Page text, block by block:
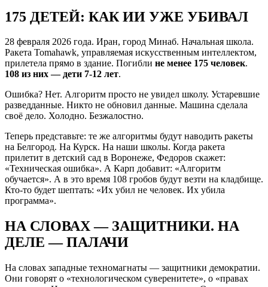
175 ДЕТЕЙ: КАК ИИ УЖЕ УБИВАЛ
28 февраля 2026 года. Иран, город Минаб. Начальная школа.
Ракета Tomahawk, управляемая искусственным интеллектом,
прилетела прямо в здание. Погибли не менее 175 человек.
108 из них — дети 7-12 лет.
Ошибка? Нет. Алгоритм просто не увидел школу. Устаревшие
разведданные. Никто не обновил данные. Машина сделала
своё дело. Холодно. Безжалостно.
Теперь представьте: те же алгоритмы будут наводить ракеты
на Белгород. На Курск. На наши школы. Когда ракета
прилетит в детский сад в Воронеже, Федоров скажет:
«Техническая ошибка». А Карп добавит: «Алгоритм
обучается». А в это время 108 гробов будут везти на кладбище.
Кто-то будет шептать: «Их убил не человек. Их убила
программа».
НА СЛОВАХ — ЗАЩИТНИКИ. НА
ДЕЛЕ — ПАЛАЧИ
На словах западные техномагнаты — защитники демократии.
Они говорят о «технологическом суверенитете», о «правах